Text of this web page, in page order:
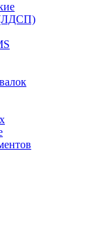
(ЛДСП)